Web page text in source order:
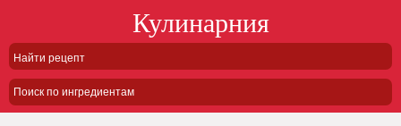
Кулинарния
Поиск по ингредиентам